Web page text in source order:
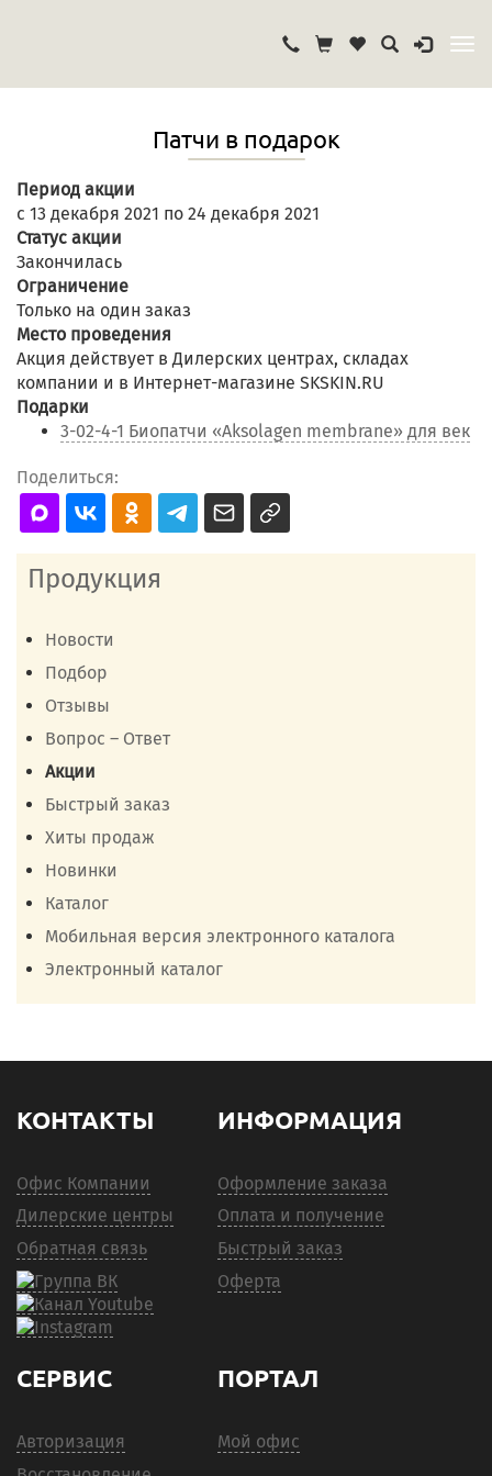
Патчи в подарок
Период акции
с 13 декабря 2021 по 24 декабря 2021
Статус акции
Закончилась
Ограничение
Только на один заказ
Место проведения
Акция действует в Дилерских центрах, складах
компании и в Интернет-магазине SKSKIN.RU
Подарки
3-02-4-1 Биопатчи «Aksolagen membrane» для век
Поделиться:
Продукция
Новости
Подбор
Отзывы
Вопрос – Ответ
Акции
Быстрый заказ
Хиты продаж
Новинки
Каталог
Мобильная версия электронного каталога
Электронный каталог
КОНТАКТЫ
Офис Компании
Дилерские центры
Обратная связь
ИНФОРМАЦИЯ
Оформление заказа
Оплата и получение
Быстрый заказ
Оферта
СЕРВИС
Авторизация
ПОРТАЛ
Мой офис